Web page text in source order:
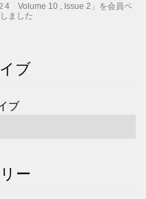
4 Volume 10 , Issue 2」を会員ペ
ました
ブ
ブ
ー